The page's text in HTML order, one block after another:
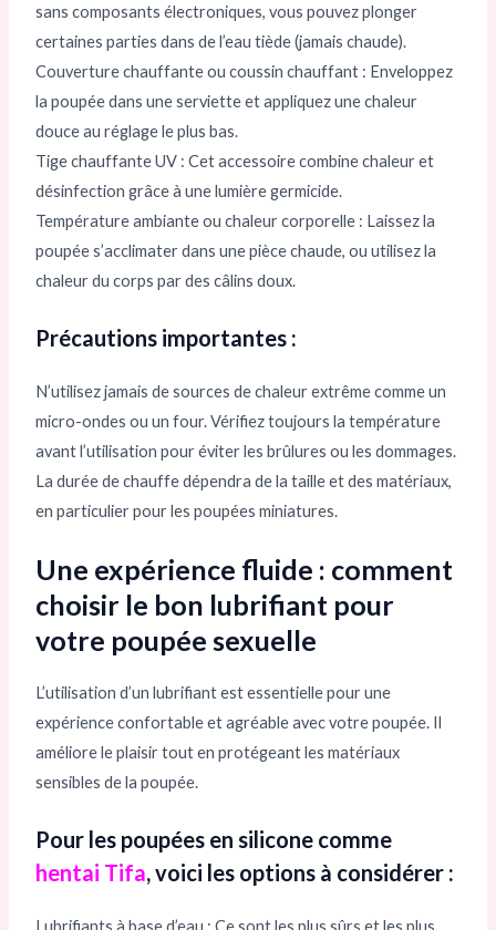
sans composants électroniques, vous pouvez plonger
certaines parties dans de l’eau tiède (jamais chaude).
Couverture chauffante ou coussin chauffant : Enveloppez
la poupée dans une serviette et appliquez une chaleur
douce au réglage le plus bas.
Tige chauffante UV : Cet accessoire combine chaleur et
désinfection grâce à une lumière germicide.
Température ambiante ou chaleur corporelle : Laissez la
poupée s’acclimater dans une pièce chaude, ou utilisez la
chaleur du corps par des câlins doux.
Précautions importantes :
N’utilisez jamais de sources de chaleur extrême comme un
micro-ondes ou un four. Vérifiez toujours la température
avant l’utilisation pour éviter les brûlures ou les dommages.
La durée de chauffe dépendra de la taille et des matériaux,
en particulier pour les poupées miniatures.
Une expérience fluide : comment
choisir le bon lubrifiant pour
votre poupée sexuelle
L’utilisation d’un lubrifiant est essentielle pour une
expérience confortable et agréable avec votre poupée. Il
améliore le plaisir tout en protégeant les matériaux
sensibles de la poupée.
Pour les poupées en silicone comme
hentai Tifa, voici les options à considérer :